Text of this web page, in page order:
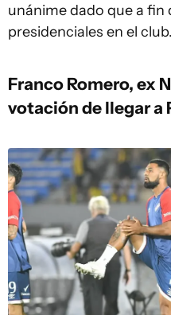
unánime dado que a fin
presidenciales en el club.
Franco Romero, ex
votación de llegar a